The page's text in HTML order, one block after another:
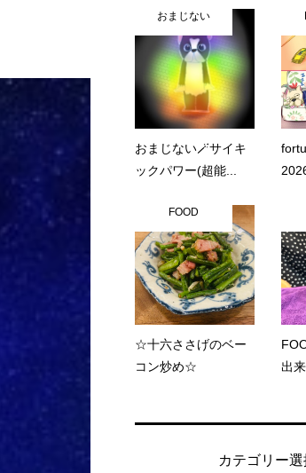
おまじない
おまじない🪄サイキ
ックパワー(超能...
FOOD
☆十六ささげのベー
コン炒め☆
出
カテゴリー選